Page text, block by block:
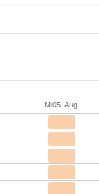
Mi05. Aug